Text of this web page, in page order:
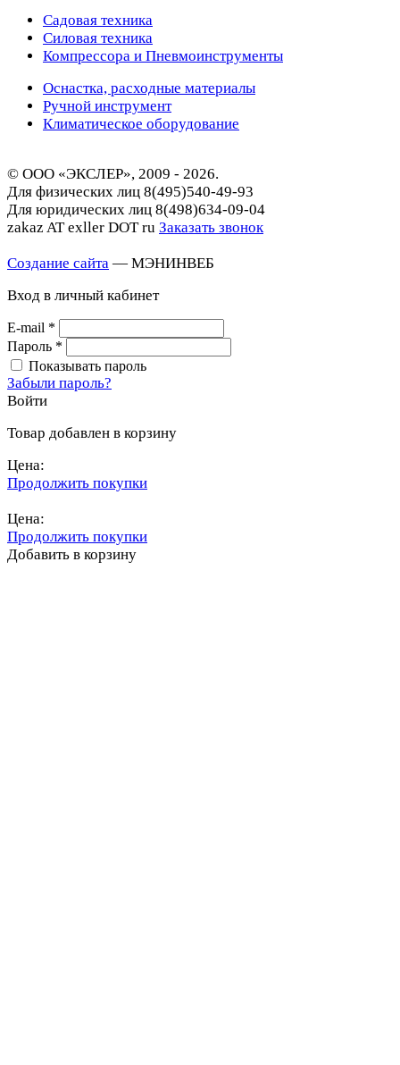
Садовая техника
Силовая техника
Компрессора и Пневмоинструменты
Оснастка, расходные материалы
Ручной инструмент
Климатическое оборудование
© ООО «ЭКСЛЕР», 2009 - 2026.
Для физических лиц 8(495)540-49-93
Для юридических лиц 8(498)634-09-04
zakaz AT exller DOT ru Заказать звонок
Создание сайта — МЭНИНВЕБ
Вход в личный кабинет
E-mail *
Пароль *
Показывать пароль
Забыли пароль?
Войти
Товар добавлен в корзину
Цена:
Продолжить покупки
Цена:
Продолжить покупки
Добавить в корзину